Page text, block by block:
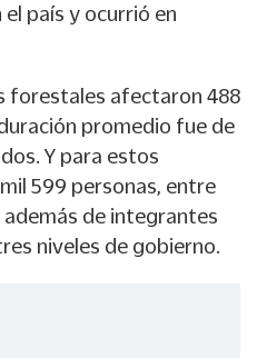
país y ocurrió en
forestales afectaron 488
promedio fue de
Y para estos
599 personas, entre
de integrantes
niveles de gobierno.